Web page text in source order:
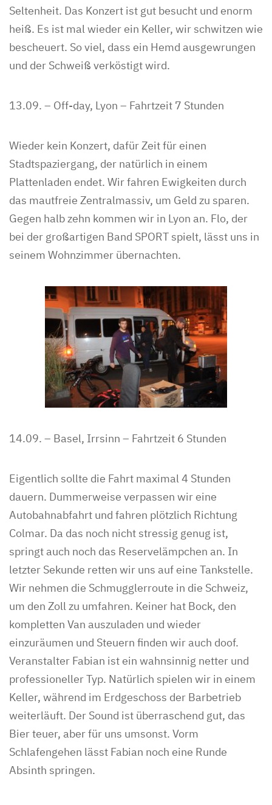
Seltenheit. Das Konzert ist gut besucht und enorm
heiß. Es ist mal wieder ein Keller, wir schwitzen wie
bescheuert. So viel, dass ein Hemd ausgewrungen
und der Schweiß verköstigt wird.
13.09. – Off-day, Lyon – Fahrtzeit 7 Stunden
Wieder kein Konzert, dafür Zeit für einen
Stadtspaziergang, der natürlich in einem
Plattenladen endet. Wir fahren Ewigkeiten durch
das mautfreie Zentralmassiv, um Geld zu sparen.
Gegen halb zehn kommen wir in Lyon an. Flo, der
bei der großartigen Band SPORT spielt, lässt uns in
seinem Wohnzimmer übernachten.
14.09. – Basel, Irrsinn – Fahrtzeit 6 Stunden
Eigentlich sollte die Fahrt maximal 4 Stunden
dauern. Dummerweise verpassen wir eine
Autobahnabfahrt und fahren plötzlich Richtung
Colmar. Da das noch nicht stressig genug ist,
springt auch noch das Reservelämpchen an. In
letzter Sekunde retten wir uns auf eine Tankstelle.
Wir nehmen die Schmugglerroute in die Schweiz,
um den Zoll zu umfahren. Keiner hat Bock, den
kompletten Van auszuladen und wieder
einzuräumen und Steuern finden wir auch doof.
Veranstalter Fabian ist ein wahnsinnig netter und
professioneller Typ. Natürlich spielen wir in einem
Keller, während im Erdgeschoss der Barbetrieb
weiterläuft. Der Sound ist überraschend gut, das
Bier teuer, aber für uns umsonst. Vorm
Schlafengehen lässt Fabian noch eine Runde
Absinth springen.